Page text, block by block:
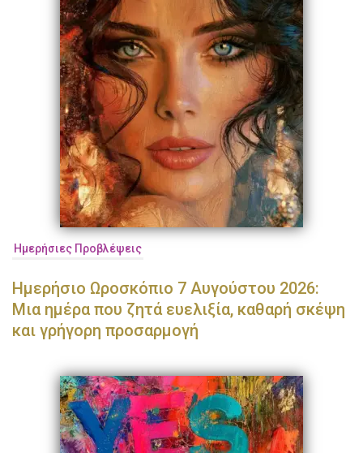
Ημερήσιες Προβλέψεις
Ημερήσιο Ωροσκόπιο 7 Αυγούστου 2026:
Μια ημέρα που ζητά ευελιξία, καθαρή σκέψη
και γρήγορη προσαρμογή